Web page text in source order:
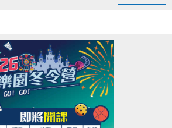
的冬日回憶吧～
梯享9折優惠，三梯享88折優惠!!
皆可報名，把握最後機會！